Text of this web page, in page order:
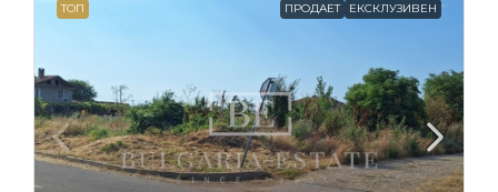
ТОП ПРОДАЕТ ЕКСКЛУЗИВЕН